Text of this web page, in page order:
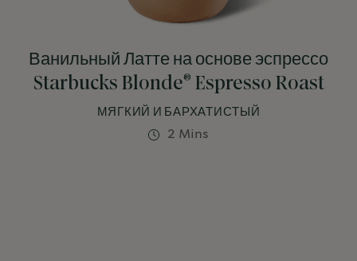
Ванильный Латте на основе эспрессо
Starbucks Blonde® Espresso Roast
МЯГКИЙ И БАРХАТИСТЫЙ
2 Mins